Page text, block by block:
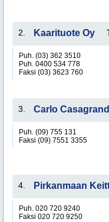
2. Kaarituote Oy
Puh. (03) 362 3510
Puh. 0400 534 778
Faksi (03) 3623 760
3. Carlo
Puh. (09) 755 131
Faksi (09) 7551 3355
4. Pirkanmaan
Puh. 020 720 9240
Faksi 020 720 9250